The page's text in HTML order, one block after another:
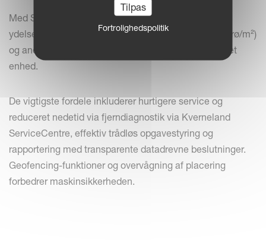
Med Sync får brugerne øjeblikkelig adgang til vigtige
ydelsesdata såsom arbejdshastighed, såmængder (frø/m²)
og andre kritiske målinger, alt sammen fra en tilsluttet
enhed.
De vigtigste fordele inkluderer hurtigere service og
reduceret nedetid via fjerndiagnostik via Kverneland
ServiceCentre, effektiv trådløs opgavestyring og
rapportering med transparente datadrevne beslutninger.
Geofencing-funktioner og overvågning af placering
forbedrer maskinsikkerheden.
Tilpas
Fortrolighedspolitik